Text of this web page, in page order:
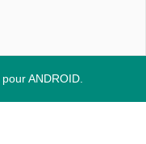
ANDROID.